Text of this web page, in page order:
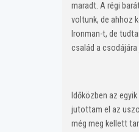
maradt. A régi
voltunk, de ahhoz
Ironman-t, de
család a csodájára
Időközben az
jutottam el az
még meg kellett